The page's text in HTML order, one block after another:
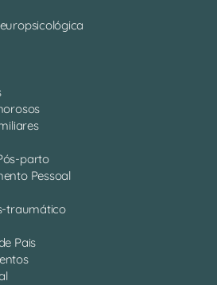
parto
Pessoal
traumático
Pais